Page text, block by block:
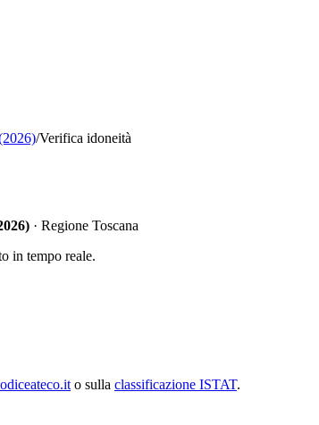
/Verifica idoneità
· Regione Toscana
in tempo reale.
o sulla classificazione ISTAT.